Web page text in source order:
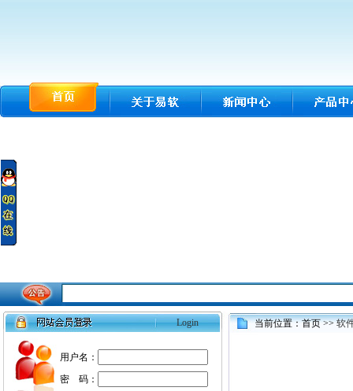
Login
用户名：
密 码：
当前位置：首页 >>软